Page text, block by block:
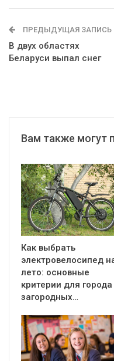
ПРЕДЫДУЩАЯ ЗАПИСЬ
В двух областях
Беларуси выпал снег
Вам также могут
Как выбрать
электровелосипед
лето: основные
критерии для города
загородных…